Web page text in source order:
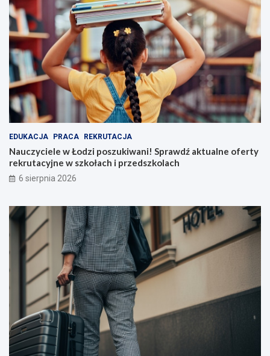
EDUKACJA PRACA REKRUTACJA
Nauczyciele w Łodzi poszukiwani! Sprawdź aktualne oferty
rekrutacyjne w szkołach i przedszkolach
6 sierpnia 2026